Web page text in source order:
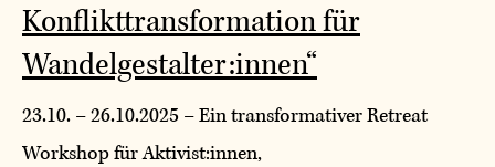
Konflikttransformation für
Wandelgestalter:innen“
23.10. – 26.10.2025 – Ein transformativer Retreat
Workshop für Aktivist:innen,